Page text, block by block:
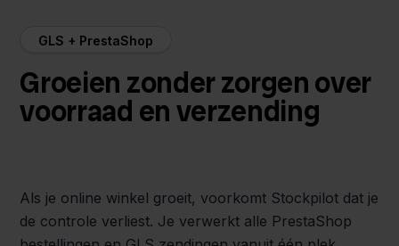
GLS + PrestaShop
Groeien zonder zorgen over
voorraad en verzending
Als je online winkel groeit, voorkomt Stockpilot dat je
de controle verliest. Je verwerkt alle PrestaShop